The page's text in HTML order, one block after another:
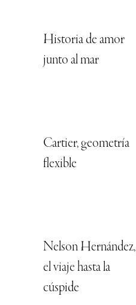
Historia de amor
junto al mar
Cartier, geometría
flexible
Nelson Hernández,
el viaje hasta la
cúspide